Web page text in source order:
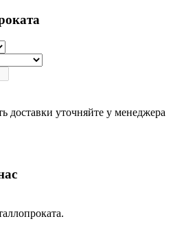
доставки уточняйте у менеджера